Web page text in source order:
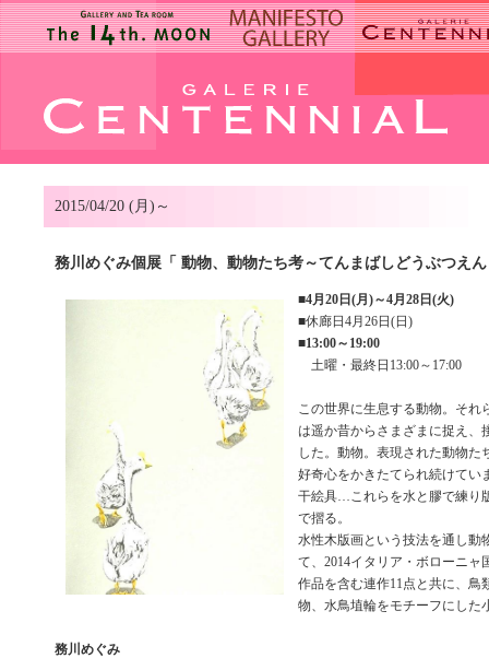
2015/04/20 (月)～
務川めぐみ個展「 動物、動物たち考～てんまばしどうぶつえ
■4月20日(月)～4月28日(火)
■休廊日4月26日(日)
■13:00～19:00
土曜・最終日13:00～17:00
この世界に生息する動物。それ
は遥か昔からさまざまに捉え、
した。動物。表現された動物た
好奇心をかきたてられ続けてい
干絵具…これらを水と膠で練り
で摺る。
水性木版画という技法を通し動
て、2014イタリア・ボローニャ
作品を含む連作11点と共に、鳥
物、水鳥埴輪をモチーフにした
務川めぐみ